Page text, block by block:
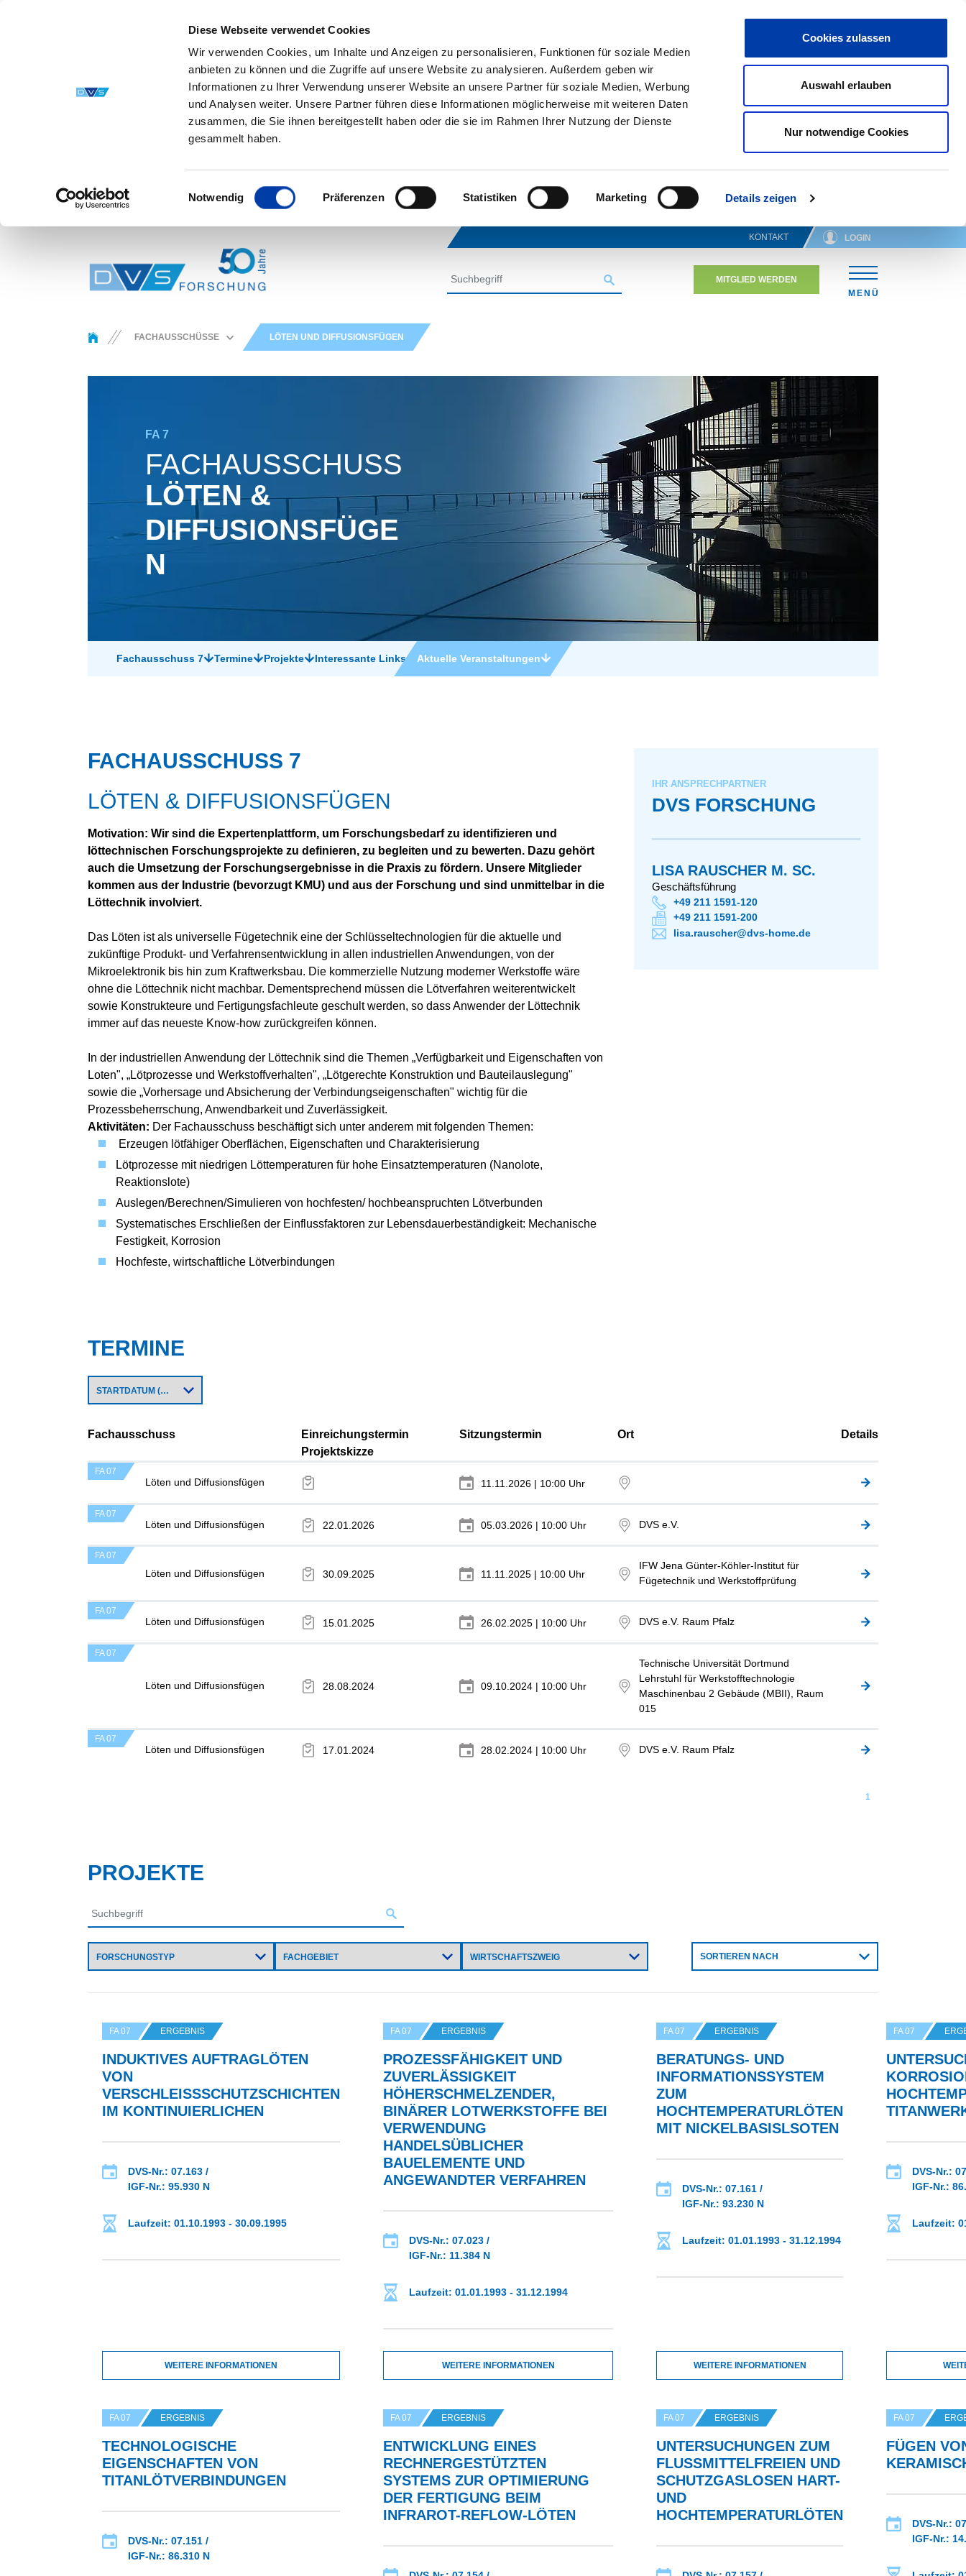
Diese Webseite verwendet Cookies
Wir verwenden Cookies, um Inhalte und Anzeigen zu personalisieren, Funktionen für soziale Medien
anbieten zu können und die Zugriffe auf unsere Website zu analysieren. Außerdem geben wir
Informationen zu Ihrer Verwendung unserer Website an unsere Partner für soziale Medien, Werbung
und Analysen weiter. Unsere Partner führen diese Informationen möglicherweise mit weiteren Daten
zusammen, die Sie ihnen bereitgestellt haben oder die sie im Rahmen Ihrer Nutzung der Dienste
gesammelt haben.
Einwilligungsauswahl
Notwendig Präferenzen Statistiken Marketing Details zeigen
Cookies zulassen
Auswahl erlauben
Nur notwendige Cookies
KONTAKT LOGIN
SUCHEN
MITGLIED WERDEN
MENÜ
You are here:FACHAUSSCHÜSSE
TECHNIK
WIDERSTANDS­SCHWEISSEN
SONDER­SCHWEISS­V
ERFAHREN
STRAHL­VERFAHREN
LÖTEN UND DIFFUSIONS­
KLEB­TECHNIK
FESTIGKEIT
TECHNIK
KUNSTSTOFF-FÜGEN
UNTERWASSER­TECHNIK
LÖTEN UND DIFFUSIONS­FÜGEN
FA 7
FACHAUSSCHUSS
LÖTEN &
DIFFUSIONSFÜGE
N
Fachausschuss 7 Termine Projekte Interessante Links Aktuelle Veranstaltungen
FACHAUSSCHUSS 7
LÖTEN & DIFFUSIONSFÜGEN
Motivation: Wir sind die Expertenplattform, um Forschungsbedarf zu identifizieren und
löttechnischen Forschungsprojekte zu definieren, zu begleiten und zu bewerten. Dazu gehört
auch die Umsetzung der Forschungsergebnisse in die Praxis zu fördern. Unsere Mitglieder
kommen aus der Industrie (bevorzugt KMU) und aus der Forschung und sind unmittelbar in die
Löttechnik involviert.
Das Löten ist als universelle Fügetechnik eine der Schlüsseltechnologien für die aktuelle und
zukünftige Produkt- und Verfahrensentwicklung in allen industriellen Anwendungen, von der
Mikroelektronik bis hin zum Kraftwerksbau. Die kommerzielle Nutzung moderner Werkstoffe wäre
ohne die Löttechnik nicht machbar. Dementsprechend müssen die Lötverfahren weiterentwickelt
sowie Konstrukteure und Fertigungsfachleute geschult werden, so dass Anwender der Löttechnik
immer auf das neueste Know-how zurückgreifen können.
In der industriellen Anwendung der Löttechnik sind die Themen „Verfügbarkeit und Eigenschaften von
Loten", „Lötprozesse und Werkstoffverhalten", „Lötgerechte Konstruktion und Bauteilauslegung"
sowie die „Vorhersage und Absicherung der Verbindungseigenschaften" wichtig für die
Prozessbeherrschung, Anwendbarkeit und Zuverlässigkeit.
Aktivitäten: Der Fachausschuss beschäftigt sich unter anderem mit folgenden Themen:
Erzeugen lötfähiger Oberflächen, Eigenschaften und Charakterisierung
Lötprozesse mit niedrigen Löttemperaturen für hohe Einsatztemperaturen (Nanolote,
Reaktionslote)
Auslegen/Berechnen/Simulieren von hochfesten/ hochbeanspruchten Lötverbunden
Systematisches Erschließen der Einflussfaktoren zur Lebensdauerbeständigkeit: Mechanische
Festigkeit, Korrosion
Hochfeste, wirtschaftliche Lötverbindungen
IHR ANSPRECHPARTNER
DVS FORSCHUNG
LISA RAUSCHER M. SC.
Geschäftsführung
+49 211 1591-120
+49 211 1591-200
lisa.rauscher@dvs-home.de
TERMINE
Fachausschuss
Einreichungstermin
Projektskizze
Sitzungstermin Ort Details
FA 07
Löten und Diffusionsfügen 11.11.2026 | 10:00 Uhr
FA 07
Löten und Diffusionsfügen 22.01.2026 05.03.2026 | 10:00 Uhr DVS e.V.
FA 07
Löten und Diffusionsfügen 30.09.2025 11.11.2025 | 10:00 Uhr
IFW Jena Günter-Köhler-Institut für
Fügetechnik und Werkstoffprüfung
FA 07
Löten und Diffusionsfügen 15.01.2025 26.02.2025 | 10:00 Uhr DVS e.V. Raum Pfalz
FA 07
Löten und Diffusionsfügen 28.08.2024 09.10.2024 | 10:00 Uhr
Technische Universität Dortmund
Lehrstuhl für Werkstofftechnologie
Maschinenbau 2 Gebäude (MBII), Raum
015
FA 07
Löten und Diffusionsfügen 17.01.2024 28.02.2024 | 10:00 Uhr DVS e.V. Raum Pfalz
1
PROJEKTE
SORTIEREN NACH
FA 07 ERGEBNIS
INDUKTIVES AUFTRAGLÖTEN
VON
VERSCHLEISSSCHUTZSCHICHTEN I
M KONTINUIERLICHEN
DVS-Nr.: 07.163 /
IGF-Nr.: 95.930 N
Laufzeit: 01.10.1993 - 30.09.1995
WEITERE INFORMATIONEN
FA 07 ERGEBNIS
PROZESSFÄHIGKEIT UND
ZUVERLÄSSIGKEIT
HÖHERSCHMELZENDER,
BINÄRER LOTWERKSTOFFE BEI
VERWENDUNG
HANDELSÜBLICHER
BAUELEMENTE UND
ANGEWANDTER VERFAHREN
DVS-Nr.: 07.023 /
IGF-Nr.: 11.384 N
Laufzeit: 01.01.1993 - 31.12.1994
WEITERE INFORMATIONEN
FA 07 ERGEBNIS
BERATUNGS- UND
INFORMATIONSSYSTEM
ZUM
HOCHTEMPERATURLÖTEN
MIT NICKELBASISLSOTEN
DVS-Nr.: 07.161 /
IGF-Nr.: 93.230 N
Laufzeit: 01.01.1993 - 31.12.1994
WEITERE INFORMATIONEN
FA 07
DVS-Nr.:
IGF-Nr.:
Laufzeit:
FA 07 ERGEBNIS
TECHNOLOGISCHE
EIGENSCHAFTEN VON
TITANLÖTVERBINDUNGEN
DVS-Nr.: 07.151 /
IGF-Nr.: 86.310 N
FA 07 ERGEBNIS
ENTWICKLUNG EINES
RECHNERGESTÜTZTEN
SYSTEMS ZUR OPTIMIERUNG
DER FERTIGUNG BEIM
INFRAROT-REFLOW-LÖTEN
FA 07 ERGEBNIS
UNTERSUCHUNGEN ZUM
FLUSSMITTELFREIEN UND
SCHUTZGASLOSEN HART-
UND
HOCHTEMPERATURLÖTEN
FA 07
FÜGEN
DVS-Nr.:
IGF-Nr.: